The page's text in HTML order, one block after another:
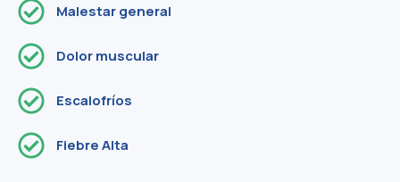
Malestar general
Dolor muscular
Escalofríos
Fiebre Alta